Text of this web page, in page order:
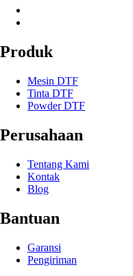
Produk
Mesin DTF
Tinta DTF
Powder DTF
Perusahaan
Tentang Kami
Kontak
Blog
Bantuan
Garansi
Pengiriman